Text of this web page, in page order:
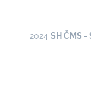
2024 SH ČMS